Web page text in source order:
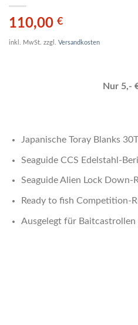
110,00 €
inkl. MwSt. zzgl. Versandkosten
Nur 5,-
Japanische Toray Blanks 30T
Seaguide CCS Edelstahl-
Seaguide Alien Lock Down-
Ready to fish Competition-
Ausgelegt für